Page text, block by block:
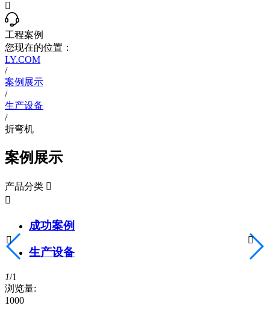

工程案例
您现在的位置：
LY.COM
/
案例展示
/
生产设备
/
折弯机
案例展示
产品分类 

成功案例
生产设备
1/1
浏览量:
1000
 